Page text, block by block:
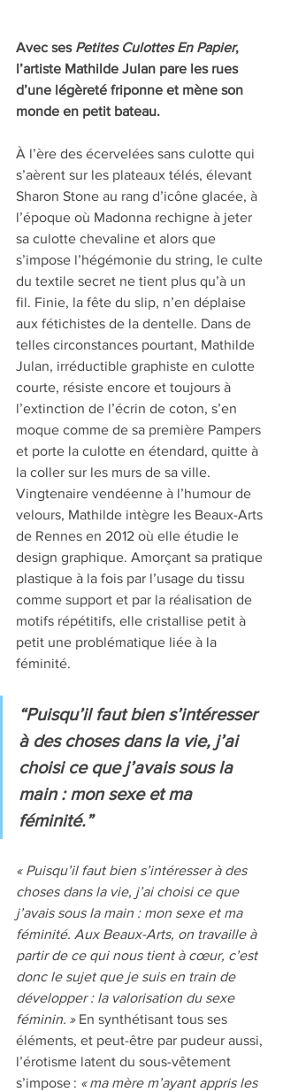
Avec ses Petites Culottes En Papier,
l’artiste Mathilde Julan pare les rues
d’une légèreté friponne et mène son
monde en petit bateau.
À l’ère des écervelées sans culotte qui
s’aèrent sur les plateaux télés, élevant
Sharon Stone au rang d’icône glacée, à
l’époque où Madonna rechigne à jeter
sa culotte chevaline et alors que
s’impose l’hégémonie du string, le culte
du textile secret ne tient plus qu’à un
fil. Finie, la fête du slip, n’en déplaise
aux fétichistes de la dentelle. Dans de
telles circonstances pourtant, Mathilde
Julan, irréductible graphiste en culotte
courte, résiste encore et toujours à
l’extinction de l’écrin de coton, s’en
moque comme de sa première Pampers
et porte la culotte en étendard, quitte à
la coller sur les murs de sa ville.
Vingtenaire vendéenne à l’humour de
velours, Mathilde intègre les Beaux-Arts
de Rennes en 2012 où elle étudie le
design graphique. Amorçant sa pratique
plastique à la fois par l’usage du tissu
comme support et par la réalisation de
motifs répétitifs, elle cristallise petit à
petit une problématique liée à la
féminité.
“Puisqu’il faut bien s’intéresser
à des choses dans la vie, j’ai
choisi ce que j’avais sous la
main : mon sexe et ma
féminité.”
« Puisqu’il faut bien s’intéresser à des
choses dans la vie, j’ai choisi ce que
j’avais sous la main : mon sexe et ma
féminité. Aux Beaux-Arts, on travaille à
partir de ce qui nous tient à cœur, c’est
donc le sujet que je suis en train de
développer : la valorisation du sexe
féminin. » En synthétisant tous ses
éléments, et peut-être par pudeur aussi,
l’érotisme latent du sous-vêtement
s’impose : « ma mère m’ayant appris les